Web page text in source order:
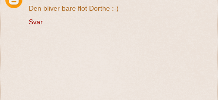
Den bliver bare flot Dorthe :-)
Svar